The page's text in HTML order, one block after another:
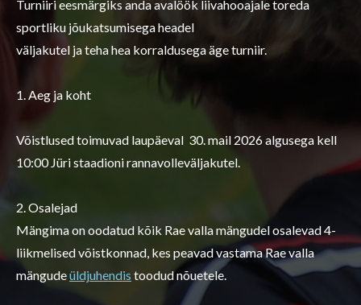
Turniiri eesmärgiks anda avalöök liivahooajale toreda
sportliku jõukatsumisega headel
väljakutel ja teha hea korraldusega äge turniir.
1. Aeg ja koht
Võistlused toimuvad laupäeval 30. mail 2026 algusega kell
10:00 Jüri staadioni rannavolleväljakutel.
2. Osalejad
Mängima on oodatud kõik Rae valla mängudel osalevad 4-
liikmelised võistkonnad, kes peavad vastama Rae valla
mängudeüldjuhendis toodud nõuetele.